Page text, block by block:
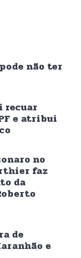
não ter
recuar
e atribui
no
faz
da
de
e